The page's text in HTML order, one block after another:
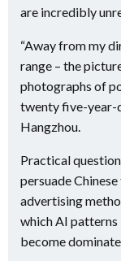
are incredibly
“Away from my
range – the
photographs of
twenty five-year-
Hangzhou.
Practical
persuade
advertising
which AI patterns
become